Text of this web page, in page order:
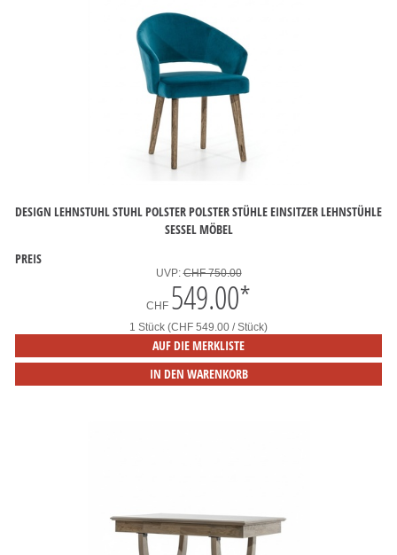
DESIGN LEHNSTUHL STUHL POLSTER POLSTER STÜHLE EINSITZER LEHNSTÜHLE
SESSEL MÖBEL
PREIS
UVP:CHF 750.00
CHF 549.00*
1 Stück (CHF 549.00 / Stück)
AUF DIE MERKLISTE
IN DEN WARENKORB